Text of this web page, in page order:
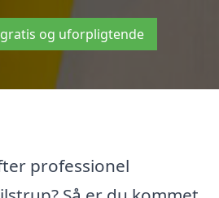
og uforpligtende
professionel